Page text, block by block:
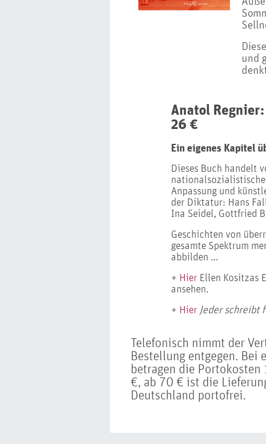
und
Anatol
26 €
Ein eigenes Kapitel
Dieses Buch handelt
Anpassung und
der Diktatur: Hans
Ina Seidel, Gottfried
Geschichten von
gesamte Spektrum
abbilden ...
+ Hier Ellen Kositzas
ansehen.
+ Hier Jeder schreibt
Telefonisch nimmt der
Bestellung entgegen.
betragen die
€, ab 70 € ist die
Deutschland portofrei.